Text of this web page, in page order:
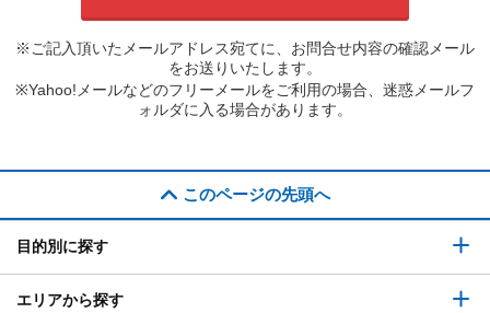
※ご記入頂いたメールアドレス宛てに、お問合せ内容の確認メール
をお送りいたします。
※Yahoo!メールなどのフリーメールをご利用の場合、迷惑メールフ
ォルダに入る場合があります。
このページの先頭へ
目的別に探す
エリアから探す